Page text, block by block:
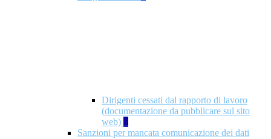
Dirigenti cessati dal rapporto di lavoro
(documentazione da pubblicare sul sito
web) 1
Sanzioni per mancata comunicazione dei dati